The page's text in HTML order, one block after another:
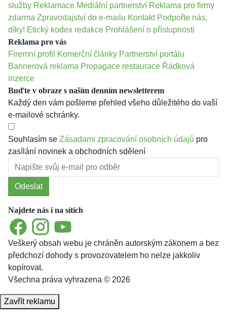
služby Reklamace Mediální partnerství Reklama pro firmy
zdarma Zpravodajství do e-mailu Kontakt Podpořte nás,
díky! Etický kodex redakce Prohlášení o přístupnosti
Reklama pro vás
Firemní profil
Komerční články Partnerství portálu
Bannerová reklama Propagace restaurace Řádková
inzerce
Buďte v obraze s naším denním newsletterem
Každý den vám pošleme přehled všeho důležitého do vaší
e-mailové schránky.
Souhlasím se Zásadami zpracování osobních údajů pro
zasílání novinek a obchodních sdělení
Odeslat
Najdete nás i na sítích
FacebookInstagramYouTube
Veškerý obsah webu je chráněn autorským zákonem a bez
předchozí dohody s provozovatelem ho nelze jakkoliv
kopírovat.
Všechna práva vyhrazena © 2026
Zavřít reklamu